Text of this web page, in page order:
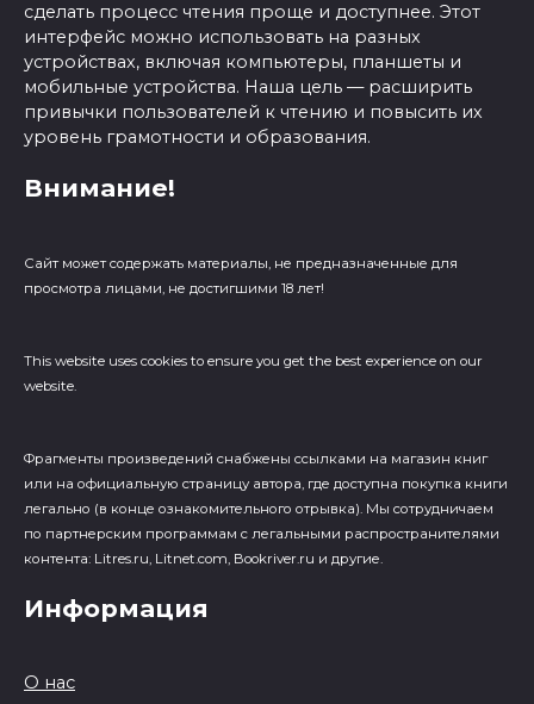
сделать процесс чтения проще и доступнее. Этот
интерфейс можно использовать на разных
устройствах, включая компьютеры, планшеты и
мобильные устройства. Наша цель — расширить
привычки пользователей к чтению и повысить их
уровень грамотности и образования.
Внимание!
Сайт может содержать материалы, не предназначенные для
просмотра лицами, не достигшими 18 лет!
This website uses cookies to ensure you get the best experience on our
website.
Фрагменты произведений cнабжены ссылками на магазин книг
или на официальную страницу автора, где доступна покупка книги
легально (в конце ознакомительного отрывка). Мы сотрудничаем
по партнерским программам с легальными распространителями
контента: Litres.ru, Litnet.com, Bookriver.ru и другие.
Информация
О нас